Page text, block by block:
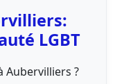
LGBT
Aubervilliers ?